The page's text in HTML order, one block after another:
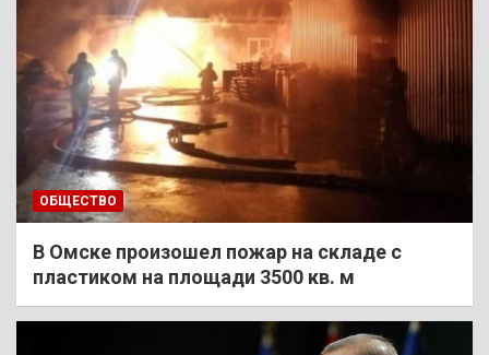
ОБЩЕСТВО
В Омске произошел пожар на складе с
пластиком на площади 3500 кв. м